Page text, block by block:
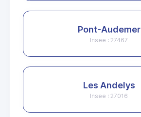
Pont-Audemer
Insee : 27467
Les Andelys
Insee : 27016